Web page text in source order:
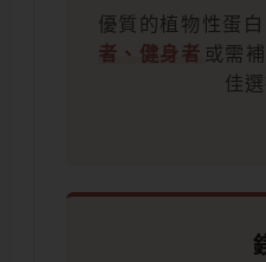
優質的植物性蛋
者、健身者 或需
佳選